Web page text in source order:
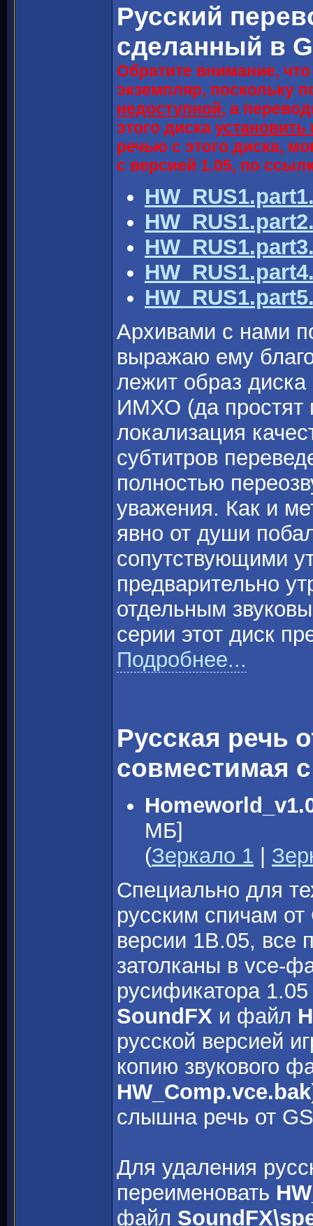
Русский
сделанный в
Обратите внимание,
экземпляр, поскольку
недоступной, а
этого диска установить
речью с этого диска,
с версией 1.05, по
Архивами с нами
выражаю ему
лежит образ
ИМХО (да простят
локализация
субтитров
полностью
уважения. Как и
явно от души
сопутствующими
предварительно
отдельным
серии этот диск
Подробнее...
Русская речь
совместимая
МБ]
(Зеркало 1 |
Специально для
русским спичам
версии 1B.05, все
затолканы в vce-
русификатора 1.05
SoundFX и файл
русской версией
копию звукового
HW_Comp.vce.bak
слышна речь от
Для удаления
переименовать
файл